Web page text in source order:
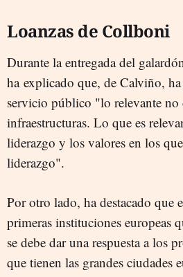
Loanzas de Collboni
Durante la entregada del
ha explicado que, de Calviño,
servicio público "lo relevante no
infraestructuras. Lo que es
liderazgo y los valores en los
liderazgo".
Por otro lado, ha destacado que
primeras instituciones europeas
se debe dar una respuesta a los
que tienen las grandes ciudades